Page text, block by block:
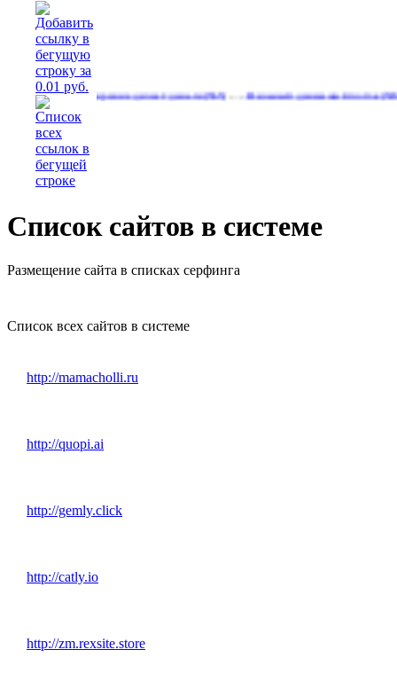
Расширение делает деньги(565)…Реальный денежный поток(593)…
Список сайтов в системе
Размещение сайта в списках серфинга
Список всех сайтов в системе
http://mamacholli.ru
http://quopi.ai
http://gemly.click
http://catly.io
http://zm.rexsite.store